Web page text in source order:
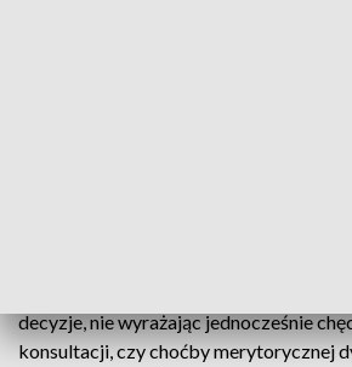
decyzje, nie wyrażając jednocześnie
konsultacji, czy choćby merytorycznej